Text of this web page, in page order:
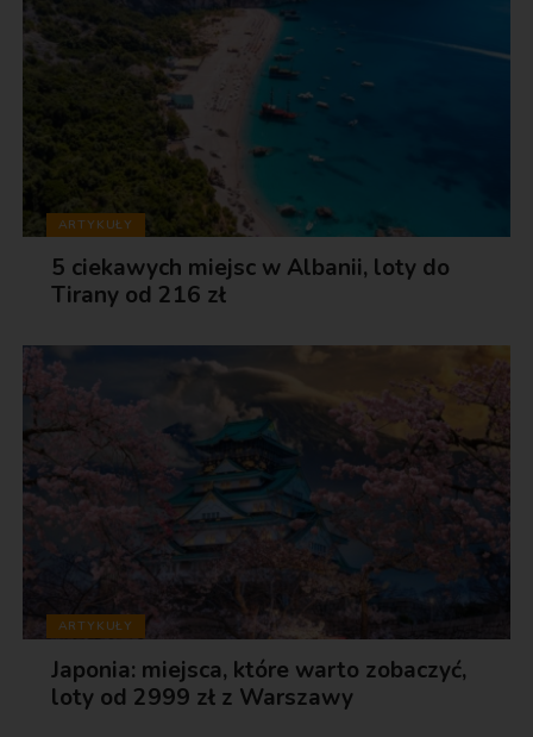
ARTYKUŁY
5 ciekawych miejsc w Albanii, loty do
Tirany od 216 zł
ARTYKUŁY
Japonia: miejsca, które warto zobaczyć,
loty od 2999 zł z Warszawy